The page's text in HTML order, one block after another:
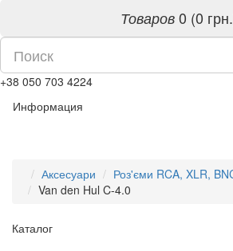
Товаров0 (0
+38 050 703 4224
Информация
Аксесуари
Роз'єми RCA, XLR,
Van den Hul C-4.0
Каталог